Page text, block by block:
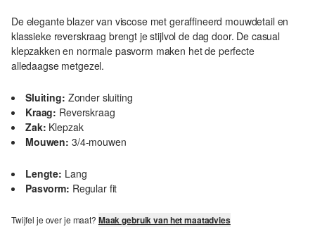
De elegante blazer van viscose met geraffineerd mouwdetail en
klassieke reverskraag brengt je stijlvol de dag door. De casual
klepzakken en normale pasvorm maken het de perfecte
alledaagse metgezel.
Sluiting: Zonder sluiting
Kraag: Reverskraag
Zak: Klepzak
Mouwen: 3/4-mouwen
Lengte: Lang
Pasvorm: Regular fit
Twijfel je over je maat? Maak gebruik van het maatadvies